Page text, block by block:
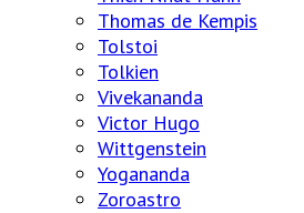
Thomas de Kempis
Tolstoi
Tolkien
Vivekananda
Victor Hugo
Wittgenstein
Yogananda
Zoroastro